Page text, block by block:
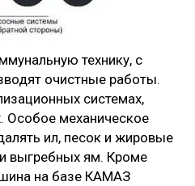
технику, с
очистные работы.
системах,
Особое механическое
ил, песок и жировые
выгребных ям. Кроме
на базе КАМАЗ